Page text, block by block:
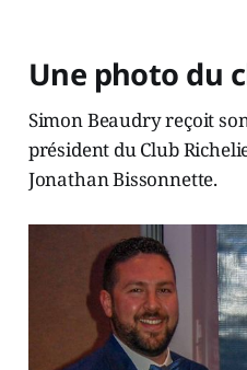
Une photo du
Simon Beaudry reçoit
président du Club
Jonathan Bissonnette.